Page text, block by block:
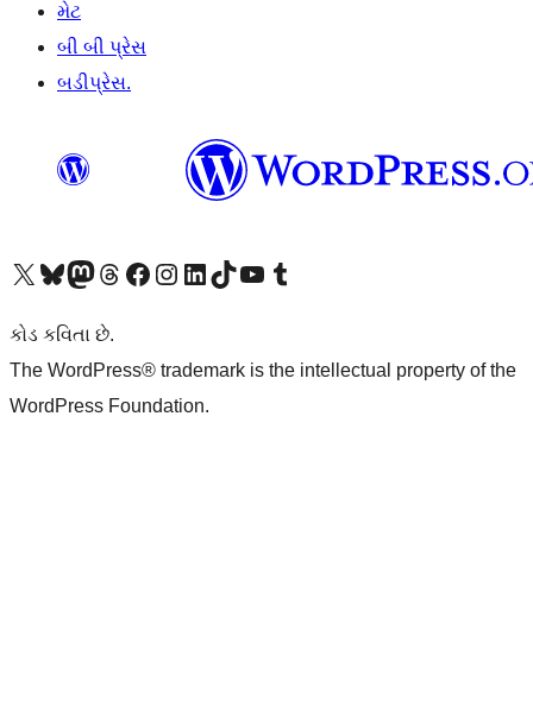
મેટ
બી બી પ્રેસ
બડીપ્રેસ.
અમારા X (અગાઉ ટ્વિટર) એકાઉન્ટની મુલાકાત લોઅમારા Bluesky એકાઉન્ટની મુલાકાત લોઅમારા માસ્ટોડોન એકાઉન્ટની મુલાકાત લોઅમારા Threads એકાઉન્ટની મુલાકાત લો અમારા ફેસબુક પેજની મુલાકાત લોઅમારા ઇન્સ્ટાગ્રામ એકાઉન્ટની મુલાકાત લો અમારા LinkedIn એકાઉન્ટની મુલાકાત લોઅમારા TikTok એકાઉન્ટની મુલાકાત લોઅમારી YouTube ચેનલની મુલાકાત લો અમારા Tumblr એકાઉન્ટની મુલાકાત લો
કોડ કવિતા છે.
The WordPress® trademark is the intellectual property of the
WordPress Foundation.